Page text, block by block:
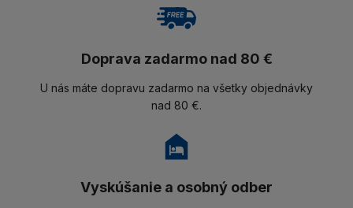
Doprava zadarmo nad 80 €
U nás máte dopravu zadarmo na všetky objednávky
nad 80 €.
Vyskúšanie a osobný odber